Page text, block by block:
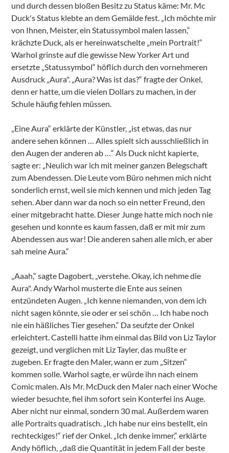
und durch dessen bloßen Besitz zu Status käme: Mr. Mc
Duck's Status klebte an dem Gemälde fest. „Ich möchte mir
von Ihnen, Meister, ein Statussymbol malen lassen,“
krächzte Duck, als er hereinwatschelte „mein Portrait!“
Warhol grinste auf die gewisse New Yorker Art und
ersetzte „Statussymbol“ höflich durch den vornehmeren
Ausdruck „Aura". „Aura? Was ist das?“ fragte der Onkel,
denn er hatte, um die vielen Dollars zu machen, in der
Schule häufig fehlen müssen.
„Eine Aura“ erklärte der Künstler, „ist etwas, das nur
andere sehen können … Alles spielt sich ausschließlich in
den Augen der anderen ab …“ Als Duck nicht kapierte,
sagte er: „Neulich war ich mit meiner ganzen Belegschaft
zum Abendessen. Die Leute vom Büro nehmen mich nicht
sonderlich ernst, weil sie mich kennen und mich jeden Tag
sehen. Aber dann war da noch so ein netter Freund, den
einer mitgebracht hatte. Dieser Junge hatte mich noch nie
gesehen und konnte es kaum fassen, daß er mit mir zum
Abendessen aus war! Die anderen sahen alle mich, er aber
sah meine Aura.“
„Aaah,“ sagte Dagobert, „verstehe. Okay, ich nehme die
Aura". Andy Warhol musterte die Ente aus seinen
entzündeten Augen. „Ich kenne niemanden, von dem ich
nicht sagen könnte, sie oder er sei schön … Ich habe noch
nie ein häßliches Tier gesehen.“ Da seufzte der Onkel
erleichtert. Castelli hatte ihm einmal das Bild von Liz Taylor
gezeigt, und verglichen mit Liz Tayler, das mußte er
zugeben. Er fragte den Maler, wann er zum „Sitzen“
kommen solle. Warhol sagte, er würde ihn nach einem
Comic malen. Als Mr. McDuck den Maler nach einer Woche
wieder besuchte, fiel ihm sofort sein Konterfei ins Auge.
Aber nicht nur einmal, sondern 30 mal. Außerdem waren
alle Portraits quadratisch. „Ich habe nur eins bestellt, ein
rechteckiges!“ rief der Onkel. „Ich denke immer,“ erklärte
Andy höflich, „daß die Quantität in jedem Fall der beste